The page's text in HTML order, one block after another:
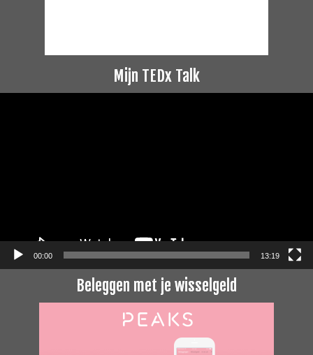
Mijn TEDx Talk
00:00 13:19
Beleggen met je wisselgeld